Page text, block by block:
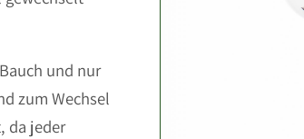
und nur
zum Wechsel
da jeder